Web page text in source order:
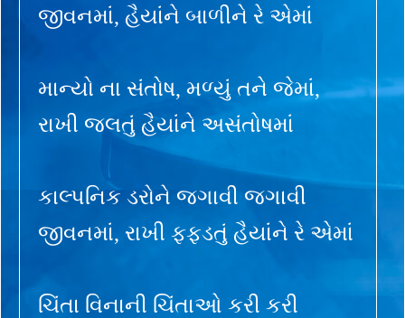
જીવનમાં, હૈયાંને બાળીને રે એમાં
માન્યો ના સંતોષ, મળ્યું તને જેમાં,
રાખી જલતું હૈયાંને અસંતોષમાં
કાલ્પનિક ડરોને જગાવી જગાવી
જીવનમાં, રાખી ફફડતું હૈયાંને રે એમાં
ચિંતા વિનાની ચિંતાઓ કરી કરી